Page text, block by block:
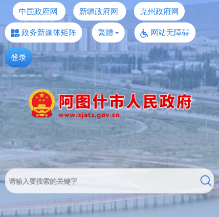
中国政府网 新疆政府网
克州政府网
政务新媒体矩阵
繁體 网站无障碍
登录